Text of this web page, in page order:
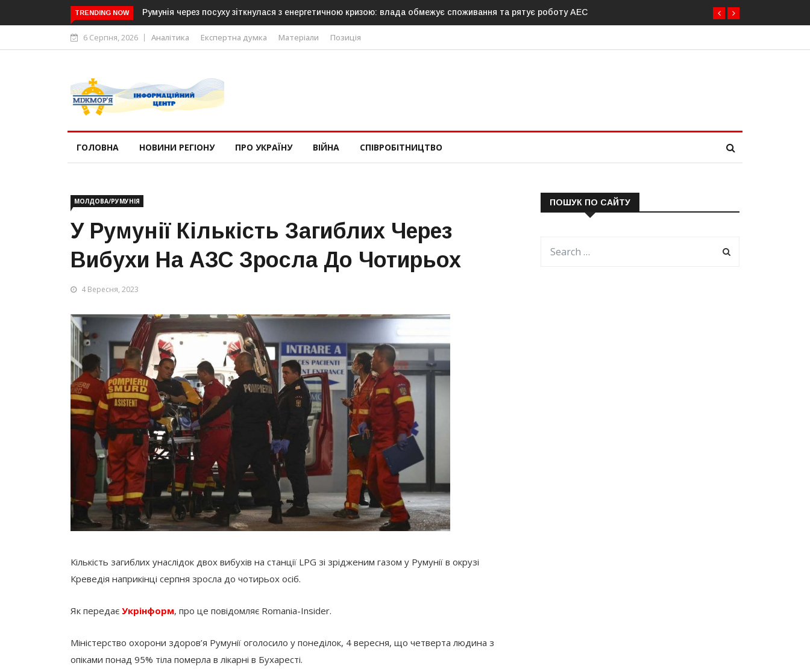
TRENDING NOWРумунія через посуху зіткнулася з енергетичною кризою: влада обмежує споживання та рятує роботу АЕСЛатвія готова направити до 20 військових для
6 Серпня, 2026 Аналітика Експертна думка Матеріали Позиція
ГОЛОВНА НОВИНИ РЕГІОНУ ПРО УКРАЇНУ ВІЙНА СПІВРОБІТНИЦТВО
МОЛДОВА/РУМУНІЯ
У Румунії Кількість Загиблих Через
Вибухи На АЗС Зросла До Чотирьох
4 Вересня, 2023
Кількість загиблих унаслідок двох вибухів на станції LPG зі зрідженим газом у Румунії в окрузі
Креведія наприкінці серпня зросла до чотирьох осіб.
Як передає Укрінформ, про це повідомляє Romania-Insider.
Міністерство охорони здоров’я Румунії оголосило у понеділок, 4 вересня, що четверта людина з
опіками понад 95% тіла померла в лікарні в Бухаресті.
ПОШУК ПО САЙТУ